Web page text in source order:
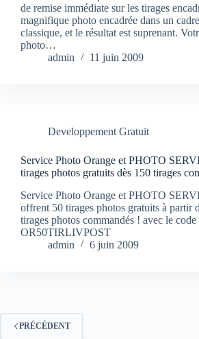
de remise immédiate sur les tirages
magnifique photo encadrée dans un
classique, et le résultat est suprenant.
photo…
admin
11 juin 2009
Developpement Gratuit
Service Photo Orange et PHOTO
tirages photos gratuits dès 150 tirages
Service Photo Orange et PHOTO
offrent 50 tirages photos gratuits à partir
tirages photos commandés ! avec le
OR50TIRLIVPOST
admin
6 juin 2009
PRÉCÉDENT